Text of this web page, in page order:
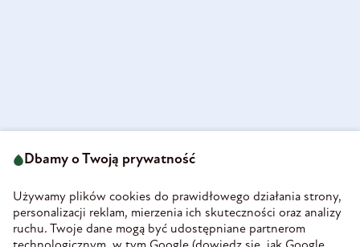
58-160 Świebodzice
REGON 890213034
INFORMACJE
Dbamy o Twoją prywatność
Używamy plików cookies do prawidłowego działania strony,
personalizacji reklam, mierzenia ich skuteczności oraz analizy
ruchu. Twoje dane mogą być udostępniane partnerom